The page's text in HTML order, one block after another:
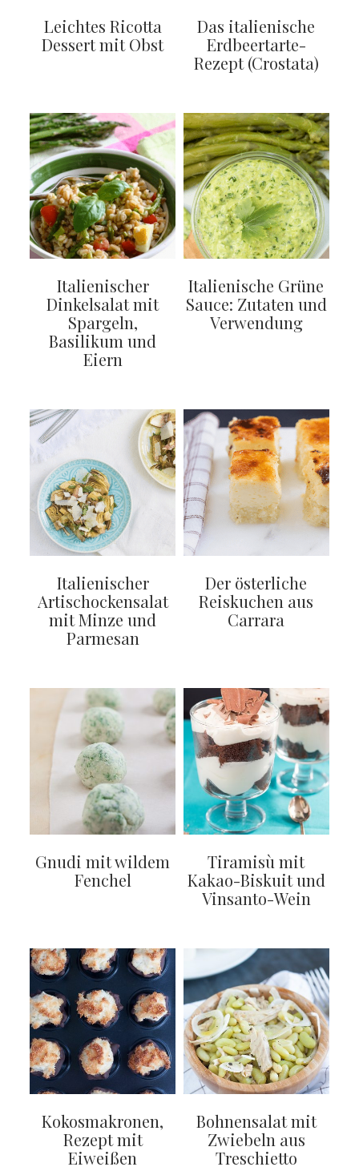
Leichtes Ricotta
Dessert mit Obst
Das italienische
Erdbeertarte-
Rezept (Crostata)
Italienischer
Dinkelsalat mit
Spargeln,
Basilikum und
Eiern
Italienische Grüne
Sauce: Zutaten und
Verwendung
Italienischer
Artischockensalat
mit Minze und
Parmesan
Der österliche
Reiskuchen aus
Carrara
Gnudi mit wildem
Fenchel
Tiramisù mit
Kakao-Biskuit und
Vinsanto-Wein
Kokosmakronen,
Rezept mit
Eiweißen
Bohnensalat mit
Zwiebeln aus
Treschietto